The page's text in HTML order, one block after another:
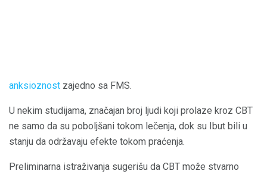
anksioznost zajedno sa FMS.
U nekim studijama, značajan broj ljudi koji prolaze kroz CBT
ne samo da su poboljšani tokom lečenja, dok su Ibut bili u
stanju da održavaju efekte tokom praćenja.
Preliminarna istraživanja sugerišu da CBT može stvarno